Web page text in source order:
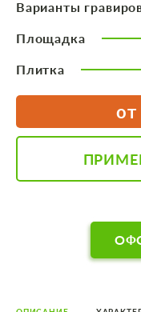
Варианты
Площадка
Плитка